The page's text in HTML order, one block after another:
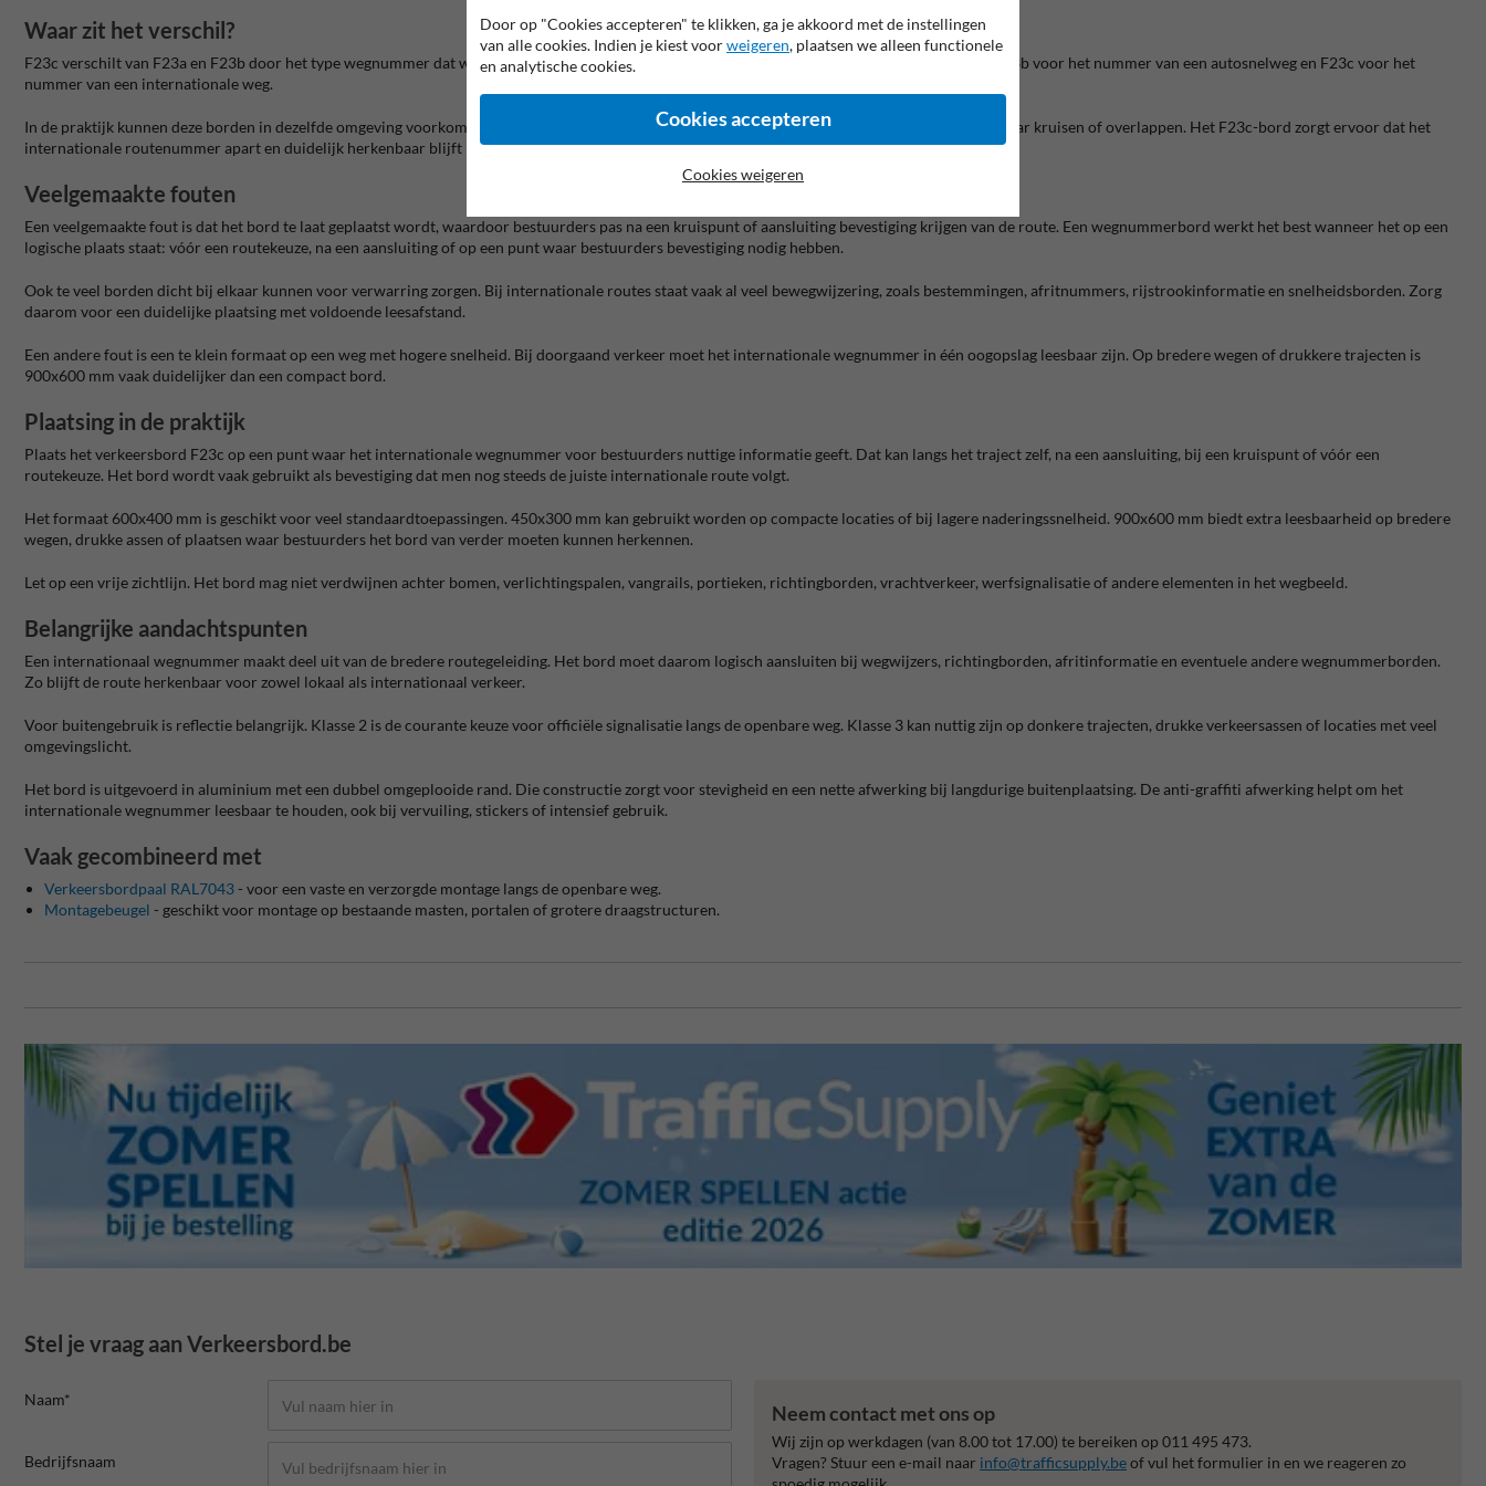
Waar zit het verschil?
F23c verschilt van F23a en F23b door het type wegnummer dat wordt aangeduid. F23a wordt gebruikt voor het nummer van een gewone weg, F23b voor het nummer van een autosnelweg en F23c voor het
nummer van een internationale weg.
In de praktijk kunnen deze borden in dezelfde omgeving voorkomen, bijvoorbeeld waar een gewone weg, autosnelweg en internationale route elkaar kruisen of overlappen. Het F23c-bord zorgt ervoor dat het
internationale routenummer apart en duidelijk herkenbaar blijft binnen de bewegwijzering.
Veelgemaakte fouten
Een veelgemaakte fout is dat het bord te laat geplaatst wordt, waardoor bestuurders pas na een kruispunt of aansluiting bevestiging krijgen van de route. Een wegnummerbord werkt het best wanneer het op een
logische plaats staat: vóór een routekeuze, na een aansluiting of op een punt waar bestuurders bevestiging nodig hebben.
Ook te veel borden dicht bij elkaar kunnen voor verwarring zorgen. Bij internationale routes staat vaak al veel bewegwijzering, zoals bestemmingen, afritnummers, rijstrookinformatie en snelheidsborden. Zorg
daarom voor een duidelijke plaatsing met voldoende leesafstand.
Een andere fout is een te klein formaat op een weg met hogere snelheid. Bij doorgaand verkeer moet het internationale wegnummer in één oogopslag leesbaar zijn. Op bredere wegen of drukkere trajecten is
900x600 mm vaak duidelijker dan een compact bord.
Plaatsing in de praktijk
Plaats het verkeersbord F23c op een punt waar het internationale wegnummer voor bestuurders nuttige informatie geeft. Dat kan langs het traject zelf, na een aansluiting, bij een kruispunt of vóór een
routekeuze. Het bord wordt vaak gebruikt als bevestiging dat men nog steeds de juiste internationale route volgt.
Het formaat 600x400 mm is geschikt voor veel standaardtoepassingen. 450x300 mm kan gebruikt worden op compacte locaties of bij lagere naderingssnelheid. 900x600 mm biedt extra leesbaarheid op bredere
wegen, drukke assen of plaatsen waar bestuurders het bord van verder moeten kunnen herkennen.
Let op een vrije zichtlijn. Het bord mag niet verdwijnen achter bomen, verlichtingspalen, vangrails, portieken, richtingborden, vrachtverkeer, werfsignalisatie of andere elementen in het wegbeeld.
Belangrijke aandachtspunten
Een internationaal wegnummer maakt deel uit van de bredere routegeleiding. Het bord moet daarom logisch aansluiten bij wegwijzers, richtingborden, afritinformatie en eventuele andere wegnummerborden.
Zo blijft de route herkenbaar voor zowel lokaal als internationaal verkeer.
Voor buitengebruik is reflectie belangrijk. Klasse 2 is de courante keuze voor officiële signalisatie langs de openbare weg. Klasse 3 kan nuttig zijn op donkere trajecten, drukke verkeersassen of locaties met veel
omgevingslicht.
Het bord is uitgevoerd in aluminium met een dubbel omgeplooide rand. Die constructie zorgt voor stevigheid en een nette afwerking bij langdurige buitenplaatsing. De anti-graffiti afwerking helpt om het
internationale wegnummer leesbaar te houden, ook bij vervuiling, stickers of intensief gebruik.
Vaak gecombineerd met
Verkeersbordpaal RAL7043- voor een vaste en verzorgde montage langs de openbare weg.
Montagebeugel - geschikt voor montage op bestaande masten, portalen of grotere draagstructuren.
Stel je vraag aan Verkeersbord.be
Naam*
Bedrijfsnaam
Neem contact met ons op
Wij zijn op werkdagen (van 8.00 tot 17.00) te bereiken op 011 495 473.
Vragen? Stuur een e-mail naar info@trafficsupply.beof vul het formulier in en we reageren zo
Door op "Cookies accepteren" te klikken, ga je akkoord met de instellingen
van alle cookies. Indien je kiest voorweigeren, plaatsen we alleen functionele
en analytische cookies.
Cookies accepteren
Cookies weigeren